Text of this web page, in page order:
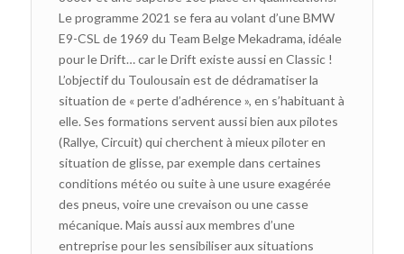
Le programme 2021 se fera au volant d’une BMW
E9-CSL de 1969 du Team Belge Mekadrama, idéale
pour le Drift… car le Drift existe aussi en Classic !
L’objectif du Toulousain est de dédramatiser la
situation de « perte d’adhérence », en s’habituant à
elle. Ses formations servent aussi bien aux pilotes
(Rallye, Circuit) qui cherchent à mieux piloter en
situation de glisse, par exemple dans certaines
conditions météo ou suite à une usure exagérée
des pneus, voire une crevaison ou une casse
mécanique. Mais aussi aux membres d’une
entreprise pour les sensibiliser aux situations